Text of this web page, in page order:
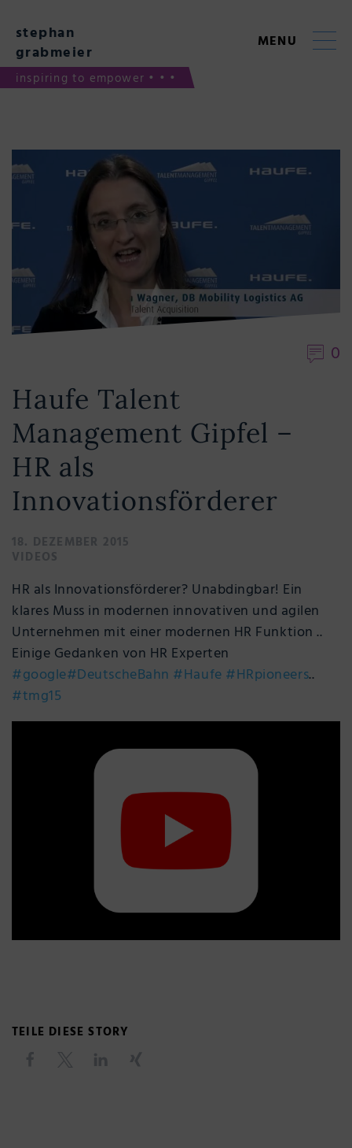
content
stephan
grabmeier
inspiring to empower • • •
MENU
0
Haufe Talent
Management Gipfel –
HR als
Innovationsförderer
18. DEZEMBER 2015
VIDEOS
HR als Innovationsförderer? Unabdingbar! Ein
klares Muss in modernen innovativen und agilen
Unternehmen mit einer modernen HR Funktion ..
Einige Gedanken von HR Experten
#google#DeutscheBahn #Haufe #HRpioneers..
#tmg15
TEILE DIESE STORY